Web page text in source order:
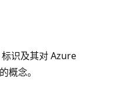
识及其对 Azure
概念。